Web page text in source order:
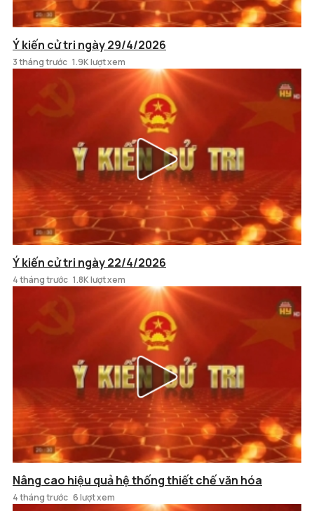
Ý kiến cử tri ngày 29/4/2026
3 tháng trước 1.9K lượt xem
Ý kiến cử tri ngày 22/4/2026
4 tháng trước 1.8K lượt xem
Nâng cao hiệu quả hệ thống thiết chế văn hóa
4 tháng trước 6 lượt xem